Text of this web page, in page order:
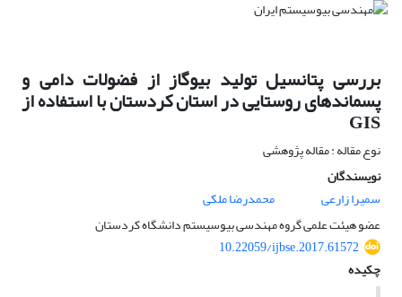
بررسی پتانسیل تولید بیوگاز از فضولات دامی و
پسماندهای روستایی در استان کردستان با استفاده از
GIS
نوع مقاله : مقاله پژوهشی
نویسندگان
سمیرا زارعی
محمدرضا ملکی
عضو هیئت علمی گروه مهندسی بیوسیستم دانشگاه کردستان
10.22059/ijbse.2017.61572
چکیده